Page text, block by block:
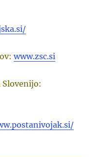
www.zsc.si
Slovenijo: